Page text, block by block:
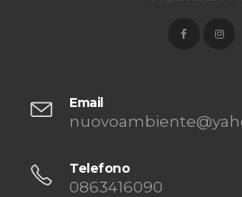
Email
Telefono
0863416090